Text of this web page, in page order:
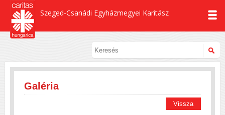
Szeged-Csanádi Egyházmegyei Karitász
Galéria
Vissza